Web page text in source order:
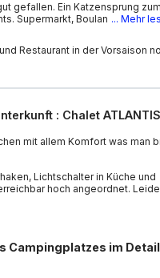
gefallen. Ein Katzensprung
Supermarkt, Boulan ... Mehr
Restaurant in der Vorsaison
: Chalet ATLANTIS
mit allem Komfort was man
Lichtschalter in Küche und
hoch angeordnet.
Campingplatzes im Detail